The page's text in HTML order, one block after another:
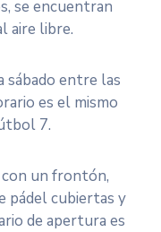
se encuentran
aire libre.
sábado entre las
es el mismo
7.
un frontón,
pádel cubiertas y
de apertura es